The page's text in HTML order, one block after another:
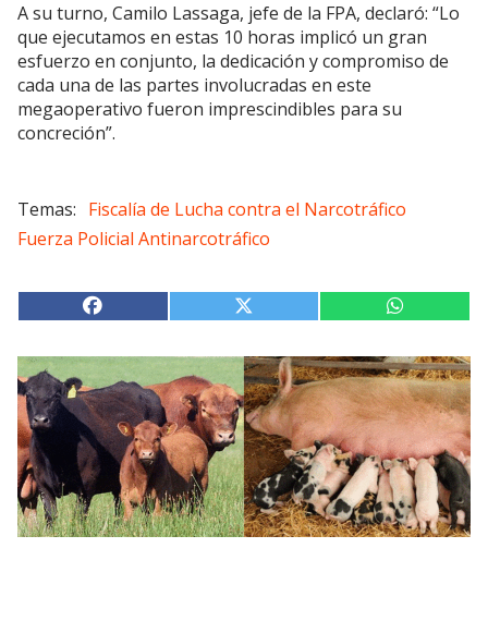
A su turno, Camilo Lassaga, jefe de la FPA, declaró: “Lo
que ejecutamos en estas 10 horas implicó un gran
esfuerzo en conjunto, la dedicación y compromiso de
cada una de las partes involucradas en este
megaoperativo fueron imprescindibles para su
concreción”.
Fiscalía de Lucha contra el Narcotráfico
Fuerza Policial Antinarcotráfico